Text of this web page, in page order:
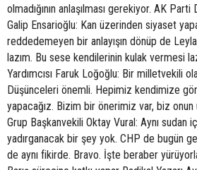
olmadığının anlaşılması gerekiyor. AK
Galip Ensarioğlu: Kan üzerinden siyaset
reddedemeyen bir anlayışın dönüp de
lazım. Bu sese kendilerinin kulak vermesi
Yardımcısı Faruk Loğoğlu: Bir milletvekili
Düşünceleri önemli. Hepimiz kendimize
yapacağız. Bizim bir önerimiz var, biz onun
Grup Başkanvekili Oktay Vural: Aynı sudan
yadırganacak bir şey yok. CHP de bugün
de aynı fikirde. Bravo. İşte beraber